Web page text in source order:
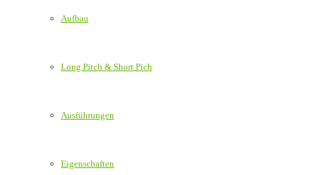
Aufbau
Long Pitch & Short Pich
Ausführungen
Eigenschaften